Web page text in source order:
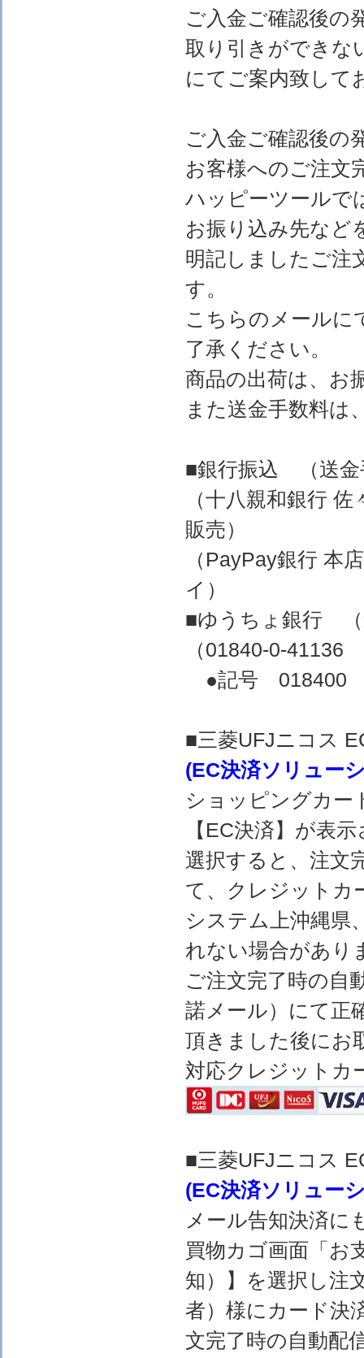
ご入金ご確認後の
取り引きができな
にてご案内致して
ご入金ご確認後の
お客様へのご注文
ハッピーツールで
お振り込み先など
明記しましたご注
す。
こちらのメールに
了承ください。
商品の出荷は、お
また送金手数料は
■銀行振込 （送金
（十八親和銀行
販売）
（PayPay銀行
イ）
■ゆうちょ銀行 （
（01840-0-
●記号 018400
■三菱UFJニコス
(EC決済ソリュー
ショッピングカー
【EC決済】が表
選択すると、注文
て、クレジットカ
システム上沖縄県
れない場合があり
ご注文完了時の自
諾メール）にて正
頂きました後にお
対応クレジットカ
■三菱UFJニコス
(EC決済ソリュー
メール告知決済に
買物カゴ画面「お
知）】を選択し注
者）様にカード決
文完了時の自動配